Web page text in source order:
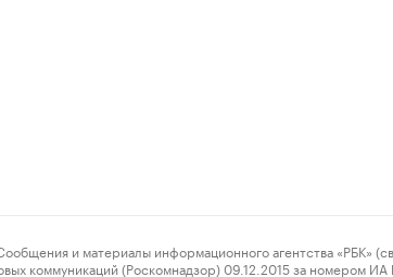
и материалы информационного агентства «РБК»
коммуникаций (Роскомнадзор) 09.12.2015 за номером